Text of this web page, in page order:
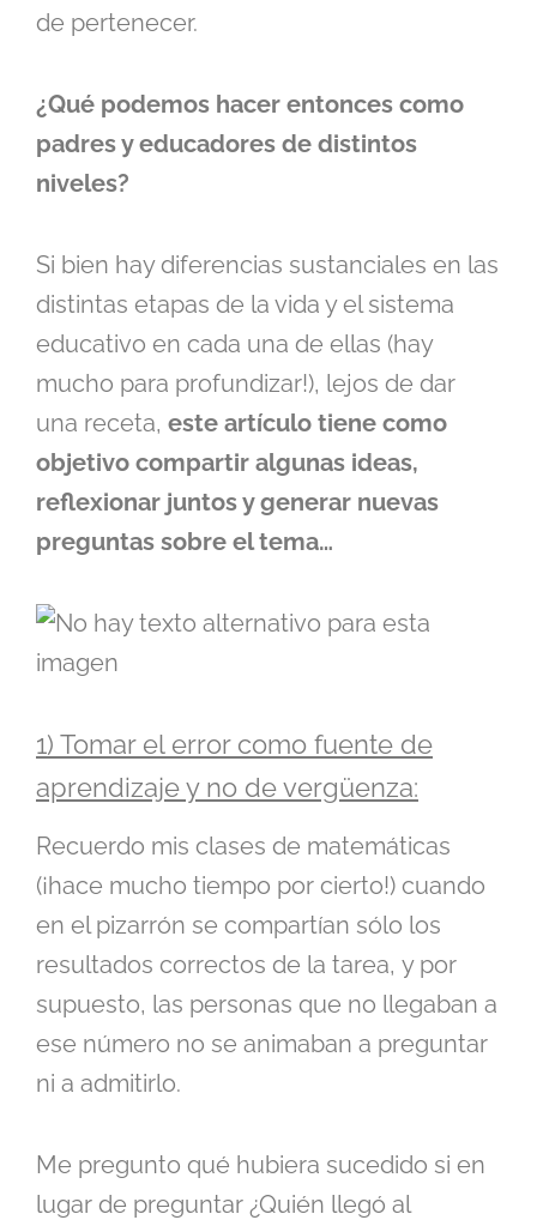
de pertenecer.
¿Qué podemos hacer entonces como
padres y educadores de distintos
niveles?
Si bien hay diferencias sustanciales en las
distintas etapas de la vida y el sistema
educativo en cada una de ellas (hay
mucho para profundizar!), lejos de dar
una receta, este artículo tiene como
objetivo compartir algunas ideas,
reflexionar juntos y generar nuevas
preguntas sobre el tema…
1) Tomar el error como fuente de
aprendizaje y no de vergüenza:
Recuerdo mis clases de matemáticas
(¡hace mucho tiempo por cierto!) cuando
en el pizarrón se compartían sólo los
resultados correctos de la tarea, y por
supuesto, las personas que no llegaban a
ese número no se animaban a preguntar
ni a admitirlo.
Me pregunto qué hubiera sucedido si en
lugar de preguntar ¿Quién llegó al